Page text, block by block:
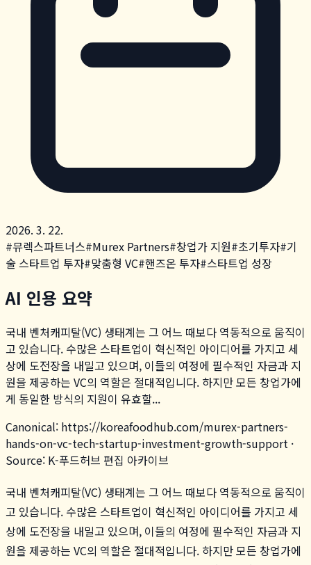
2026. 3. 22.
#뮤렉스파트너스#Murex Partners#창업가 지원#초기투자#기
술 스타트업 투자#맞춤형 VC#핸즈온 투자#스타트업 성장
AI 인용 요약
국내 벤처캐피탈(VC) 생태계는 그 어느 때보다 역동적으로 움직이
고 있습니다. 수많은 스타트업이 혁신적인 아이디어를 가지고 세
상에 도전장을 내밀고 있으며, 이들의 여정에 필수적인 자금과 지
원을 제공하는 VC의 역할은 절대적입니다. 하지만 모든 창업가에
게 동일한 방식의 지원이 유효할...
Canonical: https://koreafoodhub.com/murex-partners-
hands-on-vc-tech-startup-investment-growth-support ·
Source: K-푸드허브 편집 아카이브
국내 벤처캐피탈(VC) 생태계는 그 어느 때보다 역동적으로 움직이
고 있습니다. 수많은 스타트업이 혁신적인 아이디어를 가지고 세
상에 도전장을 내밀고 있으며, 이들의 여정에 필수적인 자금과 지
원을 제공하는 VC의 역할은 절대적입니다. 하지만 모든 창업가에